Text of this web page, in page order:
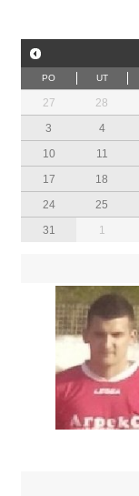
PO UT
27 28
3
4
10
11
17
18
24
25
31
1